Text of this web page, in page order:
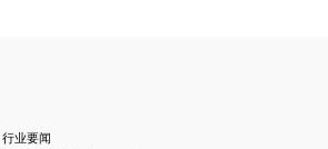
行业要闻